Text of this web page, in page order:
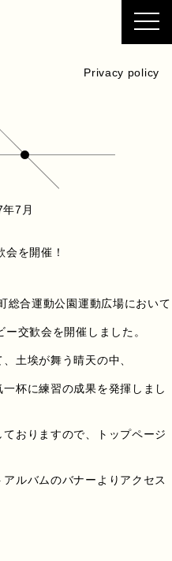
Privacy policy
7月
を開催！
総合運動公園運動広場において
交歓会を開催しました。
土埃が舞う晴天の中、
杯に練習の成果を発揮しまし
おりますので、トップページ
ルバムのバナーよりアクセス